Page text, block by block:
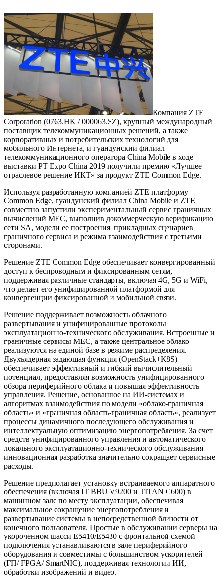
Компания ZTE
Corporation (0763.HK / 000063.SZ), крупный международный
поставщик телекоммуникационных решений, а также
корпоративных и потребительских технологий для
мобильного Интернета, и гуандунский филиал
телекоммуникационного оператора China Mobile в ходе
выставки PT Expo China 2019 получили премию «Лучшее
отраслевое решение ИКТ» за продукт ZTE Common Edge.
Используя разработанную компанией ZTE платформу
Common Edge, гуандунский филиал China Mobile и ZTE
совместно запустили экспериментальный сервис граничных
вычислений MEC, выполнив докоммерческую верификацию
сети SA, модели ее построения, прикладных сценариев
граничного сервиса и режима взаимодействия с третьими
сторонами.
Решение ZTE Common Edge обеспечивает конвергированный
доступ к беспроводным и фиксированным сетям,
поддерживая различные стандарты, включая 4G, 5G и WiFi,
что делает его унифицированной платформой для
конвергенции фиксированной и мобильной связи.
Решение поддерживает возможность облачного
развертывания и унифицированные протоколы
эксплуатационно-технического обслуживания. Встроенные и
граничные сервисы МЕС, а также центральное облако
реализуются на единой базе в режиме распределения.
Двухъядерная задающая функция (OpenStack+K8S)
обеспечивает эффективный и гибкий вычислительный
потенциал, предоставляя возможность унифицированного
обзора периферийного облака и повышая эффективность
управления. Решение, основанное на ИИ-системах и
алгоритмах взаимодействия по модели «облако-граничная
область» и «граничная область-граничная область», реализует
процессы динамичного последующего обслуживания и
интеллектуальную оптимизацию энергопотребления. За счет
средств унифицированного управления и автоматического
локального эксплуатационно-технического обслуживания
инновационная разработка значительно сокращает сервисные
расходы.
Решение предполагает установку встраиваемого аппаратного
обеспечения (включая IT BBU V9200 и TITAN C600) в
машинном зале по месту эксплуатации, обеспечивая
максимальное сокращение энергопотребления и
развертывание системы в непосредственной близости от
конечного пользователя. Простые в обслуживании серверы на
укороченном шасси Е5410/Е5430 с фронтальной схемой
подключения устанавливаются в зале периферийного
оборудования и совместимы с большинством ускорителей
(ГП/ FPGA/ SmartNIC), поддерживая технологии ИИ,
обработки изображений и видео.